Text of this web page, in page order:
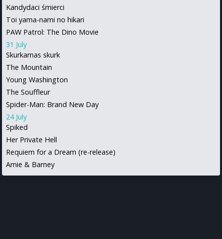
Kandydaci śmierci
Toi yama-nami no hikari
PAW Patrol: The Dino Movie
31 July
Skurkarnas skurk
The Mountain
Young Washington
The Souffleur
Spider-Man: Brand New Day
24 July
Spiked
Her Private Hell
Requiem for a Dream (re-release)
Arnie & Barney